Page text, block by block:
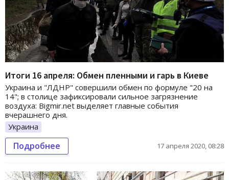
Итоги 16 апреля: Обмен пленными и гарь в Киеве
Украина и "ЛДНР" совершили обмен по формуле "20 на
14"; в столице зафиксировали сильное загрязнение
воздуха: Bigmir.net выделяет главные события
вчерашнего дня.
Украина
Подробнее 17 апреля 2020, 08:28